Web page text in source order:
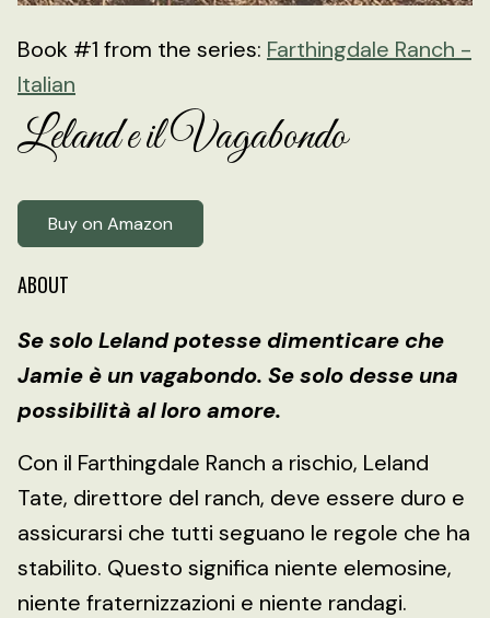
Book #1 from the series: Farthingdale Ranch -
Italian
Leland e il Vagabondo
Buy on Amazon
ABOUT
Se solo Leland potesse dimenticare che
Jamie è un vagabondo. Se solo desse una
possibilità al loro amore.
Con il Farthingdale Ranch a rischio, Leland
Tate, direttore del ranch, deve essere duro e
assicurarsi che tutti seguano le regole che ha
stabilito. Questo significa niente elemosine,
niente fraternizzazioni e niente randagi.